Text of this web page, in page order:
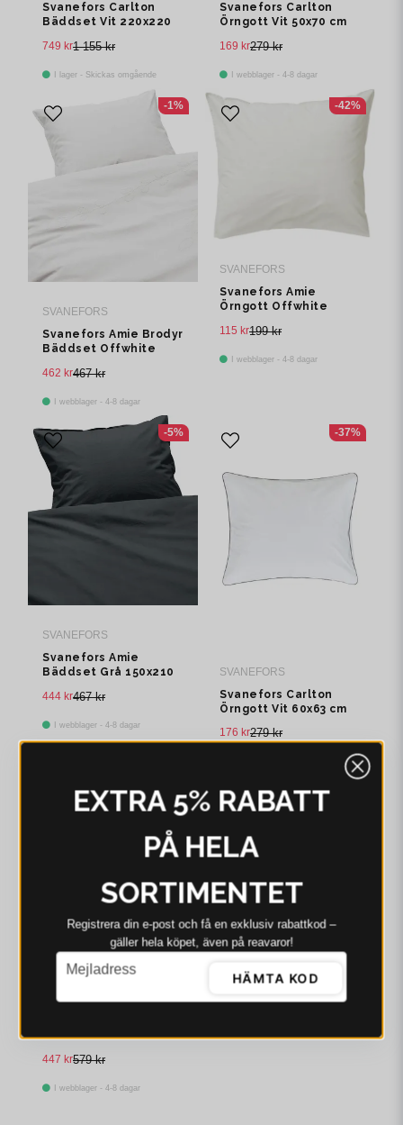
Svanefors Carlton
Bäddset Vit 220x220
1 155 kr
749 kr
I lager - Skickas omgående
Svanefors Carlton
Örngott Vit 50x70 cm
279 kr
169 kr
I webblager - 4-8 dagar
SVANEFORS
Svanefors Amie Brodyr
Bäddset Offwhite
467 kr
462 kr
I webblager - 4-8 dagar
-1%
SVANEFORS
Svanefors Amie
Örngott Offwhite
199 kr
115 kr
I webblager - 4-8 dagar
-42%
SVANEFORS
Svanefors Amie
Bäddset Grå 150x210
467 kr
444 kr
I webblager - 4-8 dagar
-5%
SVANEFORS
Svanefors Carlton
Örngott Vit 60x63 cm
279 kr
176 kr
-37%
SVANEFORS
Bäddset Iskaffe
579 kr
447 kr
I webblager - 4-8 dagar
-23%
EXTRA 5% RABATT
PÅ HELA
SORTIMENTET
Registrera din e‑post och få en exklusiv rabattkod –
gäller hela köpet, även på reavaror!
email
Mejladress
HÄMTA KOD